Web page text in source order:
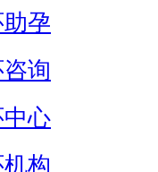
孕
询
中心
构